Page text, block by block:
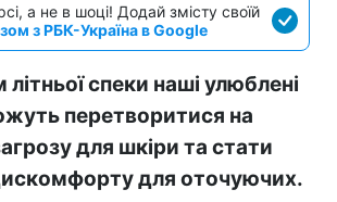
а не в шоці! Додай змісту своїй
з РБК-Україна в Google
спеки наші улюблені
перетворитися на
для шкіри та стати
для оточуючих.